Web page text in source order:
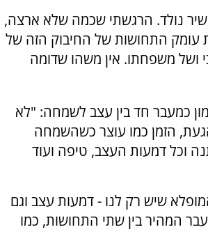
נולד. הרגשתי שכמה שלא ארצה,
עומק התחושות של החיבוק הזה של
ושל משפחתו. אין משהו שדומה
כמעבר חד בין עצב לשמחה: "לא
הזמן כמו עוצר כשהשמחה
וכל דמעות העצב, טיפה ועוד
שיש רק לנו - דמעות עצב וגם
המהיר בין שתי התחושות, כמו